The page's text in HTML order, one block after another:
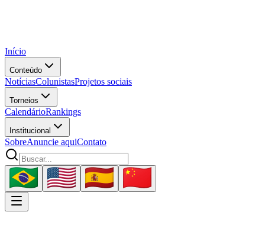
Início
Conteúdo
NotíciasColunistasProjetos sociais
Torneios
CalendárioRankings
Institucional
SobreAnuncie aquiContato